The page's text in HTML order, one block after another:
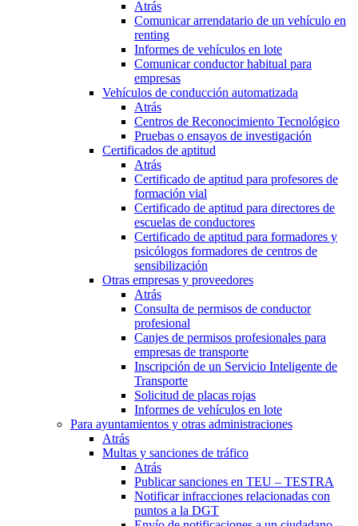
Atrás
Comunicar arrendatario de un vehículo en
renting
Informes de vehículos en lote
Comunicar conductor habitual para
empresas
Vehículos de conducción automatizada
Atrás
Centros de Reconocimiento Tecnológico
Pruebas o ensayos de investigación
Certificados de aptitud
Atrás
Certificado de aptitud para profesores de
formación vial
Certificado de aptitud para directores de
escuelas de conductores
Certificado de aptitud para formadores y
psicólogos formadores de centros de
sensibilización
Otras empresas y proveedores
Atrás
Consulta de permisos de conductor
profesional
Canjes de permisos profesionales para
empresas de transporte
Inscripción de un Servicio Inteligente de
Transporte
Solicitud de placas rojas
Informes de vehículos en lote
Para ayuntamientos y otras administraciones
Atrás
Multas y sanciones de tráfico
Atrás
Publicar sanciones en TEU – TESTRA
Notificar infracciones relacionadas con
puntos a la DGT